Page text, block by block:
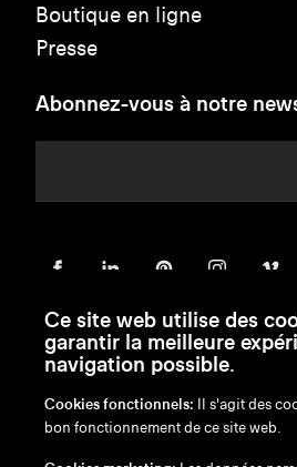
Boutique en ligne
Presse
Abonnez-vous à notre
en/nl/fr/de
Ce site web utilise des
garantir la meilleure
navigation possible.
Cookies fonctionnels: Il s'agit des
bon fonctionnement de ce site web.